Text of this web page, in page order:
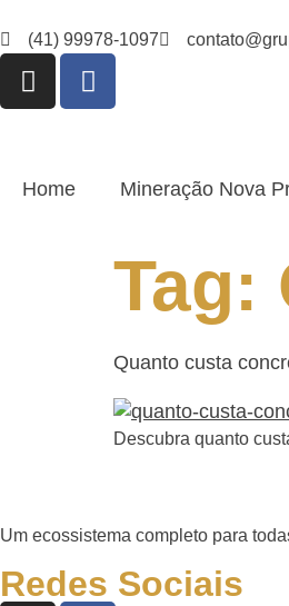
(41) 99978-1097
Home Mineração Nova
Tag:
Quanto custa
Descubra quanto
Um ecossistema completo para
Redes Sociais